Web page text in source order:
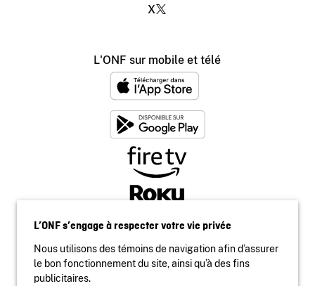
X
L'ONF sur mobile et télé
L’ONF s’engage à respecter votre vie privée
Nous utilisons des témoins de navigation afin d’assurer
le bon fonctionnement du site, ainsi qu’à des fins
publicitaires.